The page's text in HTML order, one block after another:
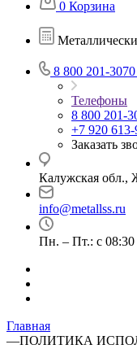
0 Корзина
8 800 201-3070
Телефоны
8 800 201-
+7 920
Заказать
Калужская обл.,
info@metallss.ru
Пн. – Пт.: с 08:30
Главная
—ПОЛИТИКА